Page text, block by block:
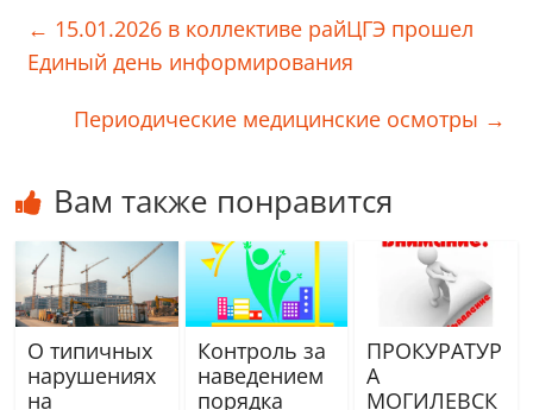
← 15.01.2026 в коллективе райЦГЭ прошел
Единый день информирования
Периодические медицинские осмотры →
Вам также понравится
О типичных
нарушениях
на
Контроль за
наведением
порядка
ПРОКУРАТУР
А
МОГИЛЕВСК